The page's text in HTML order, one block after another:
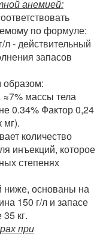
анемией:
по формуле:
- действительный
запасов
образом:
массы тела
0.34% Фактор 0,24
мг).
количество
инъекций, которое
степенях
ниже, основаны на
150 г/л и запасе
кг.
при